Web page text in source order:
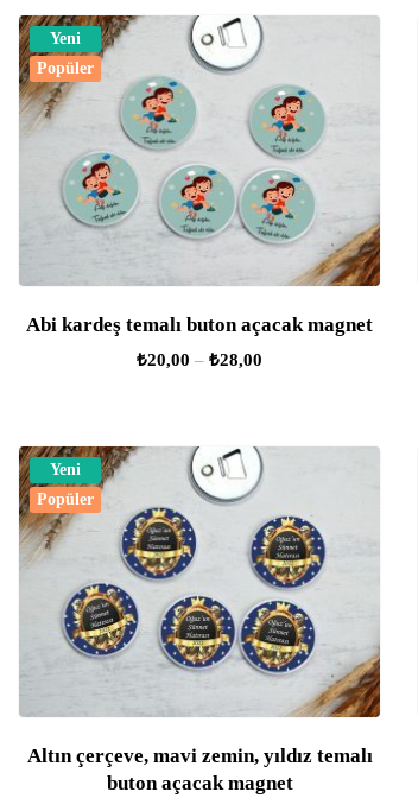
Yeni
Popüler
Abi kardeş temalı buton açacak magnet
₺20,00 – ₺28,00
Yeni
Popüler
Altın çerçeve, mavi zemin, yıldız temalı
buton açacak magnet